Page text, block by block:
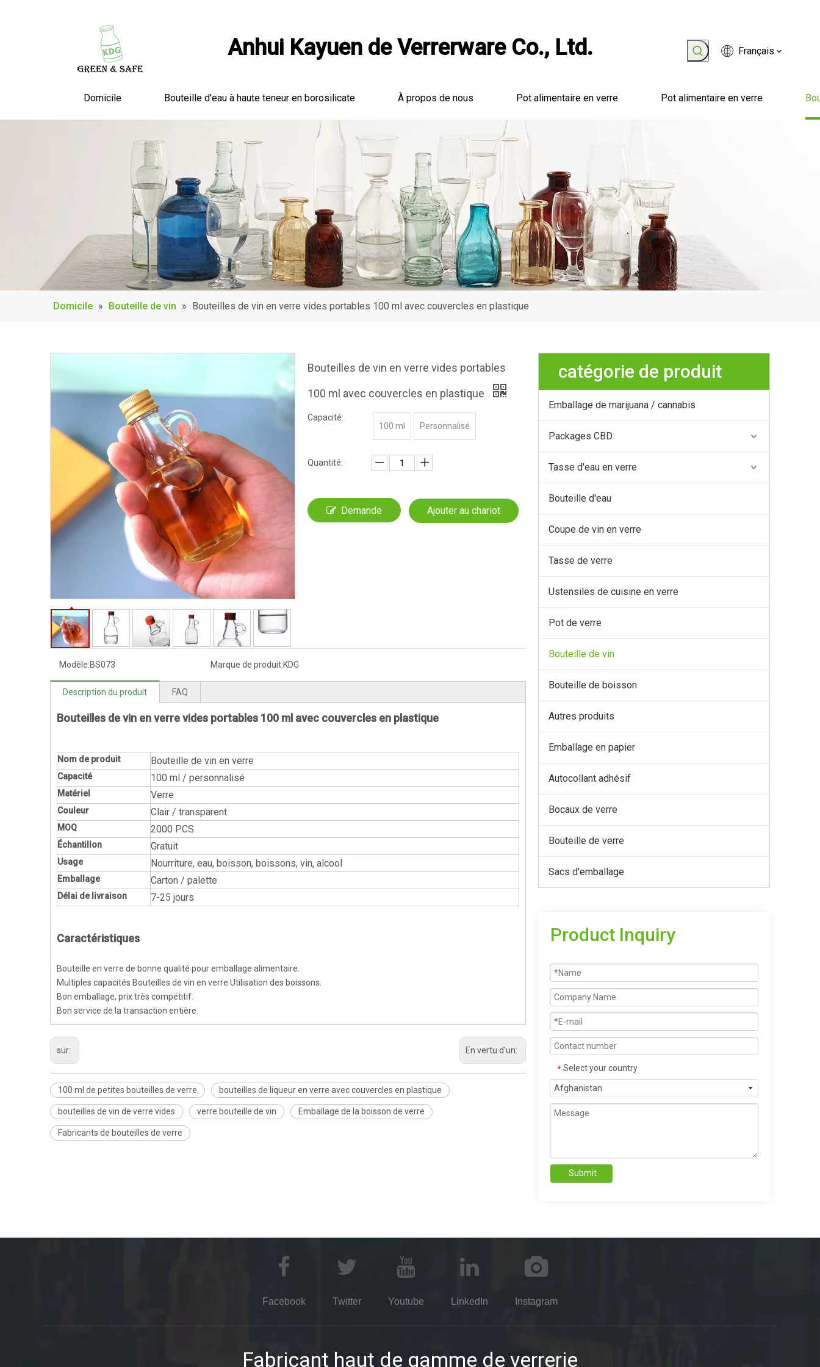
Anhui Kayuen de Verrerware Co., Ltd. Français
Domicile Bouteille d'eau à haute teneur en borosilicate À propos de nous Pot alimentaire en verre Pot alimentaire en verre
Domicile » Bouteille de vin » Bouteilles de vin en verre vides portables 100 ml avec couvercles en plastique
Bouteilles de vin en verre vides portables
100 ml avec couvercles en plastique
Capacité:
100 ml
Personnalisé
Quantité:
Demande Ajouter au chariot
Modèle:BS073 Marque de produit:KDG
Description du produit FAQ
Bouteilles de vin en verre vides portables 100 ml avec couvercles en plastique
Nom de produit Bouteille de vin en verre
Capacité 100 ml / personnalisé
Matériel Verre
Couleur Clair / transparent
MOQ 2000 PCS
Échantillon Gratuit
Usage Nourriture, eau, boisson, boissons, vin, alcool
Emballage Carton / palette
Délai de livraison 7-25 jours
Caractéristiques
Bouteille en verre de bonne qualité pour emballage alimentaire.
Multiples capacités Bouteilles de vin en verre Utilisation des boissons.
Bon emballage, prix très compétitif.
Bon service de la transaction entière.
sur: En vertu d'un:
100 ml de petites bouteilles de verre bouteilles de liqueur en verre avec couvercles en plastique
bouteilles de vin de verre vides verre bouteille de vin Emballage de la boisson de verre
Fabricants de bouteilles de verre
catégorie de produit
Emballage de marijuana / cannabis
Packages CBD
Tasse d'eau en verre
Bouteille d'eau
Coupe de vin en verre
Tasse de verre
Ustensiles de cuisine en verre
Pot de verre
Bouteille de vin
Bouteille de boisson
Autres produits
Emballage en papier
Autocollant adhésif
Bocaux de verre
Bouteille de verre
Sacs d'emballage
Product Inquiry
* Select your country
Submit
Facebook Twitter Youtube LinkedIn Instagram
Fabricant haut de gamme de verrerie